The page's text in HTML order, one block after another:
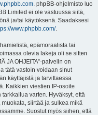
. phpBB-ohjelmisto luo
Limited ei ole vastuussa siitä,
ja/tai käytöksenä. Saadaksesi
www.phpbb.com/.
epämoraalista tai
olevia lakeja oli se sitten
JA OHJEITA"-palvelin on
tätä vastoin voidaan sinut
käyttäjistä ja tarvittaessa
Kaikkien viestien IP-osoite
varten. Hyväksyt, että
muokata, siirtää ja sulkea mikä
Suostut myös siihen, että